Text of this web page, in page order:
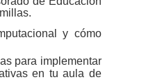
y cómo
para implementar
en tu aula de